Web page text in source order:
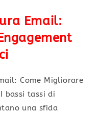
Email:
Come Migliorare
bassi tassi di
una sfida